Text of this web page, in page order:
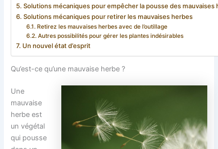
Solutions mécaniques pour empêcher la pousse des mauvaises
Solutions mécaniques pour retirer les mauvaises herbes
Retirez les mauvaises herbes avec de l’outillage
Autres possibilités pour gérer les plantes indésirables
Un nouvel état d’esprit
Qu’est-ce qu’une mauvaise herbe ?
Une
mauvaise
herbe est
un végétal
qui pousse